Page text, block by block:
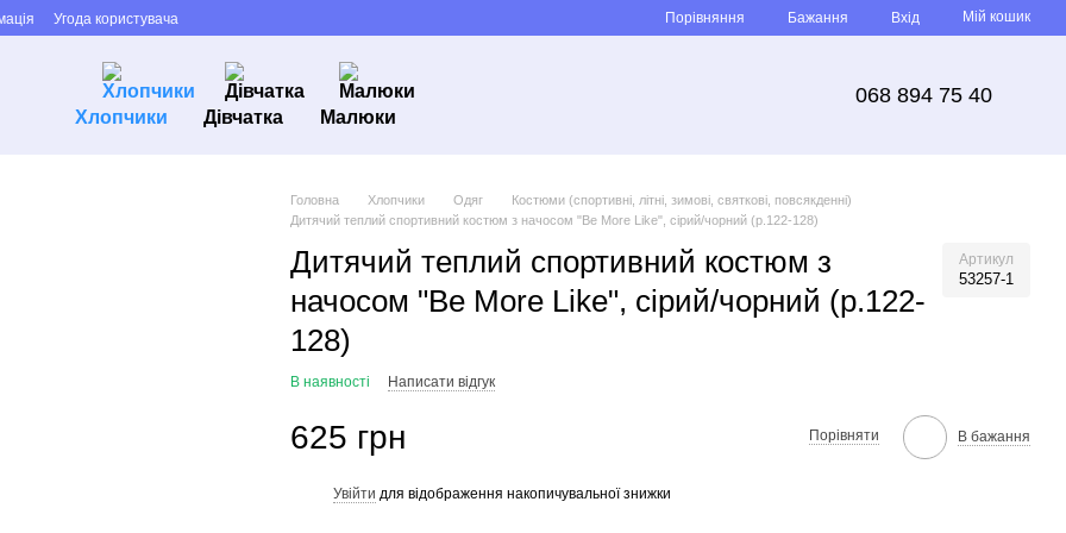
Угода користувача Порівняння Бажання Вхід Мій кошик
Хлопчики Дівчатка Малюки
068 894 75 40
Головна Хлопчики Одяг
Костюми (спортивні, літні, зимові, святкові, повсякденні)
Дитячий теплий спортивний костюм з начосом "Be More Like", сірий/чорний (р.122-128)
Дитячий теплий спортивний костюм з
начосом "Be More Like", сірий/чорний (р.122-
128)
Артикул
53257-1
В наявності Написати відгук
625 грн Порівняти В бажання
Увійти для відображення накопичувальної знижки